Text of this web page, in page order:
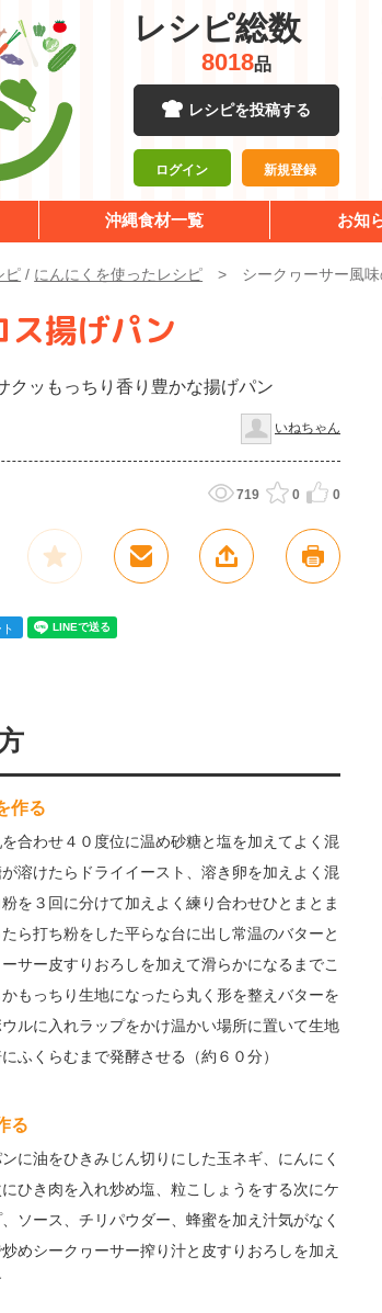
レシピ総数
8018品
レシピを投稿する
ログイン 新規登録
沖縄食材一覧 お知
ピ / にんにくを使ったレシピ シークヮーサー風
揚げパン
クッもっちり香り豊かな揚げパン
いねちゃん
719 0 0
作る
合わせ４０度位に温め砂糖と塩を加えてよく混
溶けたらドライイースト、溶き卵を加えよく混
を３回に分けて加えよく練り合わせひとまとま
たら打ち粉をした平らな台に出し常温のバターと
サー皮すりおろしを加えて滑らかになるまでこ
もっちり生地になったら丸く形を整えバターを
ルに入れラップをかけ温かい場所に置いて生地
ふくらむまで発酵させる（約６０分）
る
に油をひきみじん切りにした玉ネギ、にんにく
ひき肉を入れ炒め塩、粒こしょうをする次にケ
ソース、チリパウダー、蜂蜜を加え汁気がなく
めシークヮーサー搾り汁と皮すりおろしを加え